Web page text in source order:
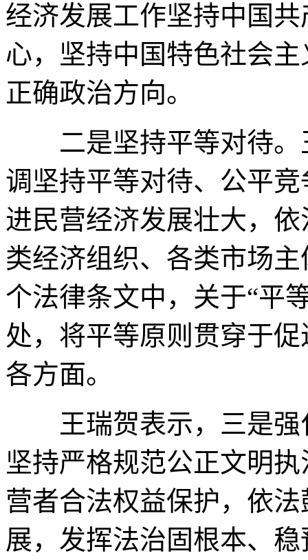
经济发展工作坚持中国
心，坚持中国特色社会
正确政治方向。
二是坚持平等对待。
调坚持平等对待、公平
进民营经济发展壮大，
类经济组织、各类市场
个法律条文中，关于“平
处，将平等原则贯穿于
各方面。
王瑞贺表示，三是强
坚持严格规范公正文明
营者合法权益保护，依
展，发挥法治固根本、